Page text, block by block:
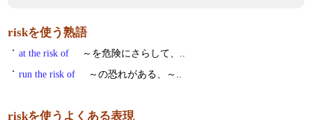
riskを使う熟語
・ at the risk of
～を危険にさらして、..
・ run the risk of ～の恐れがある、～..
riskを使うよくある表現